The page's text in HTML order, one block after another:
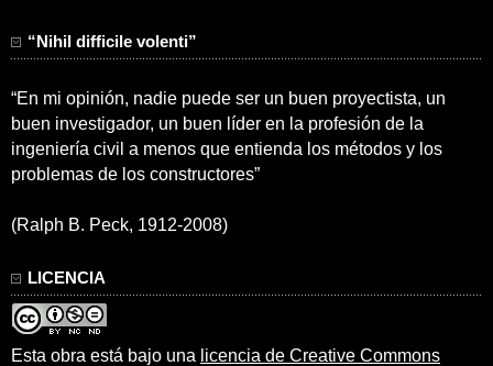
“Nihil difficile volenti”
“En mi opinión, nadie puede ser un buen proyectista, un
buen investigador, un buen líder en la profesión de la
ingeniería civil a menos que entienda los métodos y los
problemas de los constructores”
(Ralph B. Peck, 1912-2008)
LICENCIA
Esta obra está bajo una licencia de Creative Commons